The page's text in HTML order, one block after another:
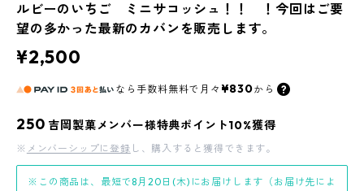
ルビーのいちご ミニサコッシュ！！ ！今回はご要
望の多かった最新のカバンを販売します。
¥2,500
なら 手数料無料で 月々 ¥830から
250 吉岡製菓メンバー様特典ポイント10%獲得
※ メンバーシップに登録 し、購入すると獲得できます。
※この商品は、最短で8月20日(木)にお届けします（お届け先によ